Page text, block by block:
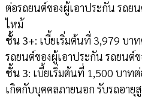
ต่อรถยนต์ของผู้เอาประกัน รถย
ไหม้
ชั้น 3+: เบี้ยเริ่มต้นที่ 3,979 บา
รถยนต์ของผู้เอาประกัน รถยนต์
ชั้น 3: เบี้ยเริ่มต้นที่ 1,500 บาท
เกิดกับบุคคลภายนอก รับรถอายุ